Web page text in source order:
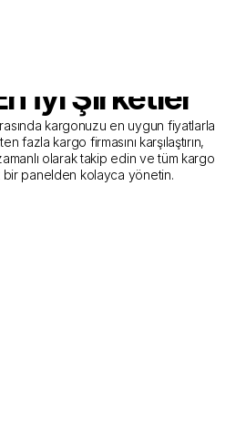
- Yalova
Hizmeti
İyi Şirketler
kargonuzu en uygun fiyatlarla
fazla kargo firmasını karşılaştırın,
olarak takip edin ve tüm kargo
bir panelden kolayca yönetin.